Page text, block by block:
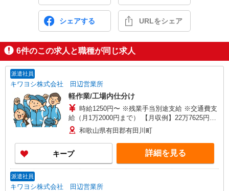
シェアする URLをシェア
6件のこの求人と職種が同じ求人
派遣社員
キワヨシ株式会社 田辺営業所
軽作業/工場内仕分け
時給1250円〜 ※残業手当別途支給 ※交通費支
給（月1万2000円まで） 【月収例】22万7625円
（7.5ｈ×23日勤務×1250円、交通費1万2000円の場
合)
和歌山県有田郡有田川町
キープ 詳細を見る
派遣社員
キワヨシ株式会社 田辺営業所